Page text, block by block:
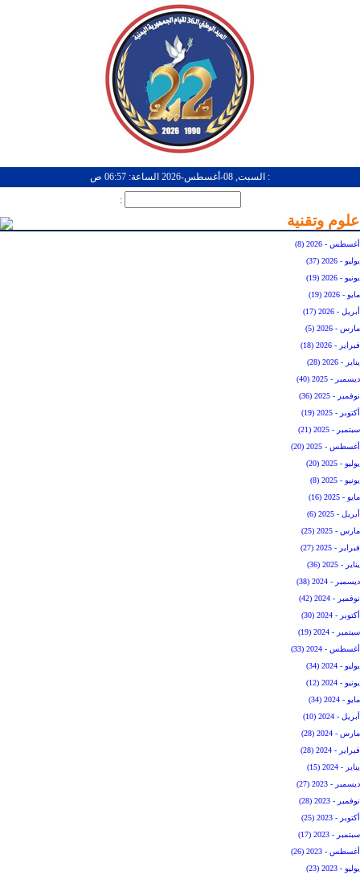
: السبت, 08-أغسطس-2026 الساعة: 06:57 ص
:
علوم وتقنية
أغسطس - 2026 (8)
يوليو - 2026 (37)
يونيو - 2026 (19)
مايو - 2026 (19)
أبريل - 2026 (17)
مارس - 2026 (5)
فبراير - 2026 (18)
يناير - 2026 (28)
ديسمبر - 2025 (40)
نوفمبر - 2025 (36)
أكتوبر - 2025 (19)
سبتمبر - 2025 (21)
أغسطس - 2025 (20)
يوليو - 2025 (20)
يونيو - 2025 (8)
مايو - 2025 (16)
أبريل - 2025 (6)
مارس - 2025 (25)
فبراير - 2025 (27)
يناير - 2025 (36)
ديسمبر - 2024 (38)
نوفمبر - 2024 (42)
أكتوبر - 2024 (30)
سبتمبر - 2024 (19)
أغسطس - 2024 (33)
يوليو - 2024 (34)
يونيو - 2024 (12)
مايو - 2024 (34)
أبريل - 2024 (10)
مارس - 2024 (28)
فبراير - 2024 (28)
يناير - 2024 (15)
ديسمبر - 2023 (27)
نوفمبر - 2023 (28)
أكتوبر - 2023 (25)
سبتمبر - 2023 (17)
أغسطس - 2023 (26)
يوليو - 2023 (23)